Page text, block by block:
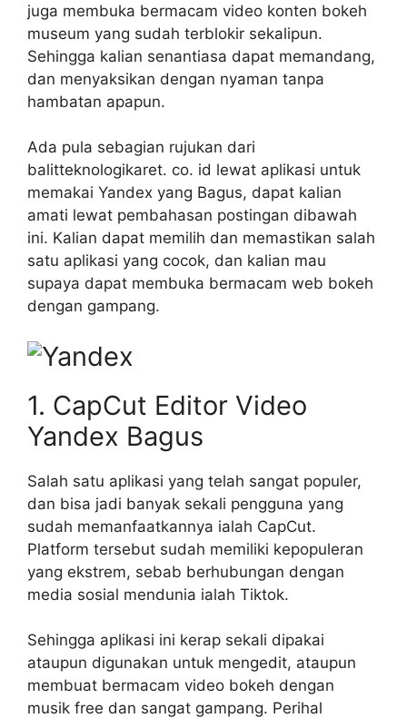
juga membuka bermacam video konten bokeh
museum yang sudah terblokir sekalipun.
Sehingga kalian senantiasa dapat memandang,
dan menyaksikan dengan nyaman tanpa
hambatan apapun.
Ada pula sebagian rujukan dari
balitteknologikaret. co. id lewat aplikasi untuk
memakai Yandex yang Bagus, dapat kalian
amati lewat pembahasan postingan dibawah
ini. Kalian dapat memilih dan memastikan salah
satu aplikasi yang cocok, dan kalian mau
supaya dapat membuka bermacam web bokeh
dengan gampang.
1. CapCut Editor Video
Yandex Bagus
Salah satu aplikasi yang telah sangat populer,
dan bisa jadi banyak sekali pengguna yang
sudah memanfaatkannya ialah CapCut.
Platform tersebut sudah memiliki kepopuleran
yang ekstrem, sebab berhubungan dengan
media sosial mendunia ialah Tiktok.
Sehingga aplikasi ini kerap sekali dipakai
ataupun digunakan untuk mengedit, ataupun
membuat bermacam video bokeh dengan
musik free dan sangat gampang. Perihal